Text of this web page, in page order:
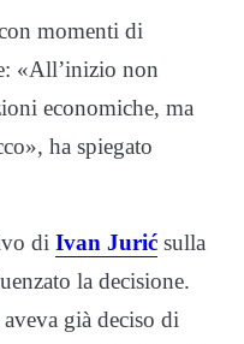
momenti di
«All’inizio non
economiche, ma
ha spiegato
di Ivan Jurić sulla
la decisione.
già deciso di